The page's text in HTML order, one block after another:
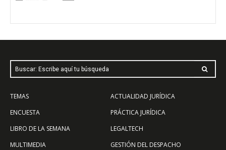
Buscar: Escribe aquí tu búsqueda
TEMAS
ENCUESTA
LIBRO DE LA SEMANA
MULTIMEDIA
ACTUALIDAD JURÍDICA
PRÁCTICA JURÍDICA
LEGALTECH
GESTIÓN DEL DESPACHO